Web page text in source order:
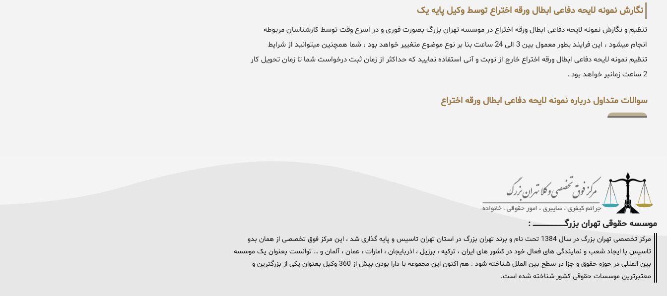
نگارش نمونه لایحه دفاعی ابطال ورقه اختراع توسط وکیل پایه یک
تنظیم و نگارش نمونه لایحه دفاعی ابطال ورقه اختراع در موسسه تهران بزرگ بصورت فوری و در اسرع وقت توسط کارشناسان مربوطه
انجام میشود ، این فرایند بطور معمول بین 3 الی 24 ساعت بنا بر نوع موضوع متغییر خواهد بود ، شما همچنین میتوانید از شرایط
تنظیم نمونه لایحه دفاعی ابطال ورقه اختراع خارج از نوبت و آنی استفاده نمایید که حداکثر از زمان ثبت درخواست شما تا زمان تحویل کار
2 ساعت زمانبر خواهد بود .
سوالات متداول درباره نمونه لایحه دفاعی ابطال ورقه اختراع
موسسه حقوقی تهران بزرگــــــــــــــــــــــــــــــــ :
مرکز تخصصی تهران بزرگ در سال 1384 تحت نام و برند تهران بزرگ در استان تهران تاسیس و پایه گذاری شد ، این مرکز فوق تخصصی از همان بدو
تاسیس با ایجاد شعب و نمایندگی های فعال خود در کشور های ایران ، ترکیه ، برزیل ، اذربایجان ، امارات ، عمان ، آلمان و … توانست بعنوان یک موسسه
بین المللی در حوزه حقوق و جزا در سطح بین الملل شناخته شود . هم اکنون این مجموعه با دارا بودن بیش از 360 وکیل بعنوان یکی از بزرگترین و
معتبرترین موسسات حقوقی کشور شناخته شده است.